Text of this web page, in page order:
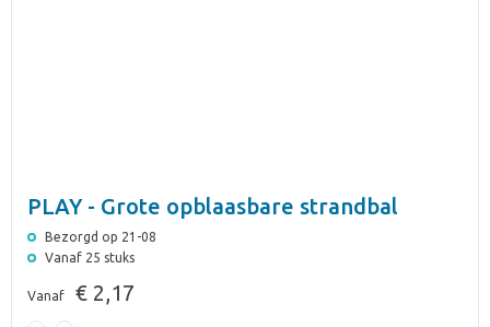
PLAY - Grote opblaasbare strandbal
Bezorgd op 21-08
Vanaf 25 stuks
Vanaf € 2,17